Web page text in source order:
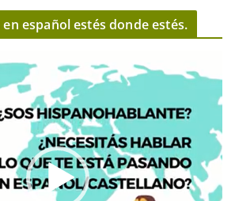
español estés donde estés.